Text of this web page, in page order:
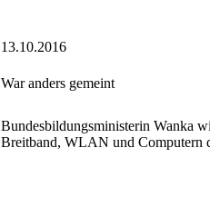
13.10.2016
War anders gemeint
Bundesbildungsministerin Wanka
Breitband, WLAN und Computern